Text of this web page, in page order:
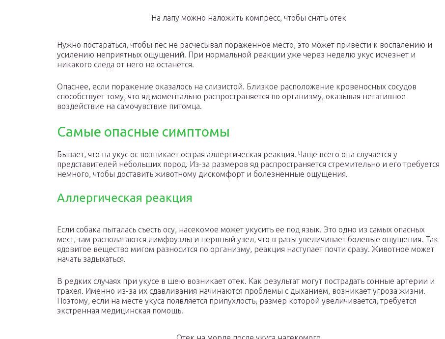
На лапу можно наложить компресс, чтобы снять отек
Нужно постараться, чтобы пес не расчесывал пораженное место, это может привести к воспалению и
усилению неприятных ощущений. При нормальной реакции уже через неделю укус исчезнет и
никакого следа от него не останется.
Опаснее, если поражение оказалось на слизистой. Близкое расположение кровеносных сосудов
способствует тому, что яд моментально распространяется по организму, оказывая негативное
воздействие на самочувствие питомца.
Самые опасные симптомы
Бывает, что на укус ос возникает острая аллергическая реакция. Чаще всего она случается у
представителей небольших пород. Из-за размеров яд распространяется стремительно и его требуется
немного, чтобы доставить животному дискомфорт и болезненные ощущения.
Аллергическая реакция
Если собака пыталась съесть осу, насекомое может укусить ее под язык. Это одно из самых опасных
мест, там располагаются лимфоузлы и нервный узел, что в разы увеличивает болевые ощущения. Так
ядовитое вещество мигом разносится по организму, реакция наступает почти сразу. Животное может
начать задыхаться.
В редких случаях при укусе в шею возникает отек. Как результат могут пострадать сонные артерии и
трахея. Именно из-за их сдавливания начинаются проблемы с дыханием, возникает угроза жизни.
Поэтому, если на месте укуса появляется припухлость, размер которой увеличивается, требуется
экстренная медицинская помощь.